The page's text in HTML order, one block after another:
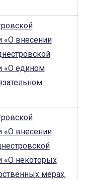
«О внесении
«О едином
«О внесении
«О некоторых
мерах,